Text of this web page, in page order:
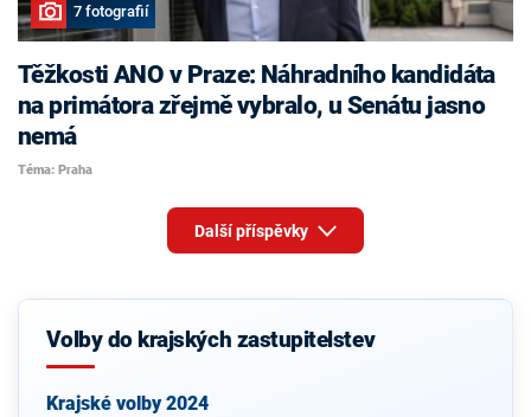
7 fotografií
Těžkosti ANO v Praze: Náhradního kandidáta
na primátora zřejmě vybralo, u Senátu jasno
nemá
Téma: Praha
Další příspěvky
Volby do krajských zastupitelstev
Krajské volby 2024